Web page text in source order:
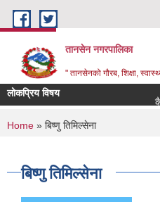
Skip to main content
तानसेन नगरपालिका
" तानसेनको गौरब, शिक्षा,
लोकप्रिय विषय
You are here
Home » बिष्णु तिमिल्सेना
बिष्णु तिमिल्सेना